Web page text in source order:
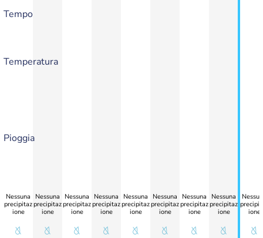
Tempo
Temperatura
Pioggia
Nessuna
precipitaz
ione
Nessuna
precipitaz
ione
Nessuna
precipitaz
ione
Nessuna
precipitaz
ione
Nessuna
precipitaz
ione
Nessuna
precipitaz
ione
Nessuna
precipitaz
ione
Nessuna
precipitaz
ione
ione